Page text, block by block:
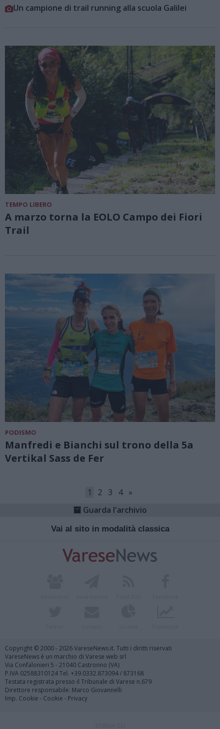
Un campione di trail running alla scuola Galilei
TEMPO LIBERO
A marzo torna la EOLO Campo dei Fiori
Trail
PODISMO
Manfredi e Bianchi sul trono della 5a
Vertikal Sass de Fer
1 2 3 4 »
Guarda l'archivio
Vai al sito in modalità classica
Copyright © 2000 - 2026 VareseNews.it. Tutti i diritti riservati
VareseNews è un marchio di Varese web srl
Via Confalonieri 5 - 21040 Castronno (VA)
P.IVA 02588310124 Tel. +39.0332.873094 / 873168
Testata registrata presso il Tribunale di Varese n.679
Direttore responsabile: Marco Giovannelli
Imp. Cookie - Cookie - Privacy